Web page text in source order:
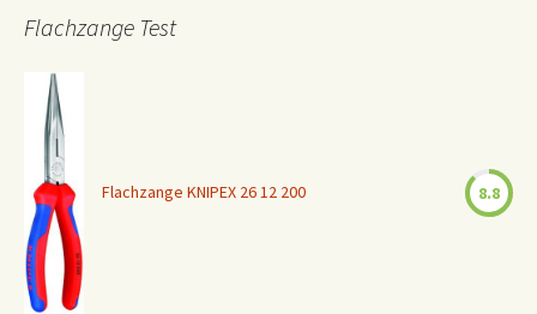
Flachzange Test
Flachzange KNIPEX 26 12 200 8.8